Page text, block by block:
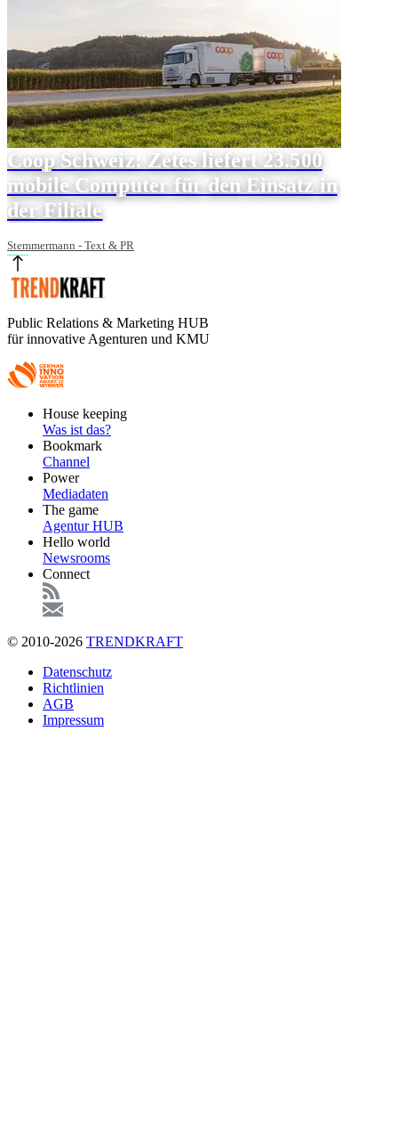
Coop Schweiz: Zetes liefert 23.500
mobile Computer für den Einsatz in
der Filiale
Stemmermann - Text & PR
Public Relations & Marketing HUB
für innovative Agenturen und KMU
FooterHouse keeping
Was ist das?
Bookmark
Channel
Power
Mediadaten
The game
Agentur HUB
Hello world
Newsrooms
Connect
© 2010-2026 TRENDKRAFT
FußzeileDatenschutz
Richtlinien
AGB
Impressum